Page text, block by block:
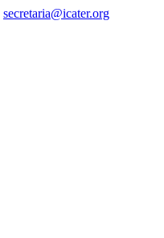
secretaria@icater.org